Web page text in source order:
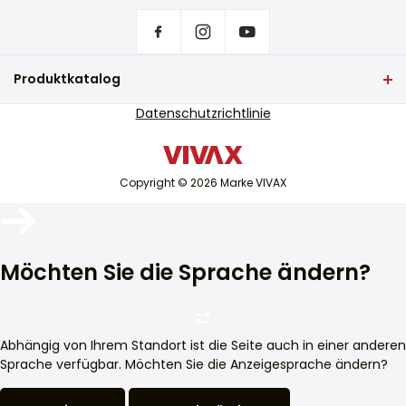
Geschätzte Heizlast (W)
Nennleistung der Heizleistung (W)
3315
Rauschen (Db(A)) - VJ
≤ 70
Geräteabmessungen (mm) - VJ
946 x 410 x 810
Wo kann man VIVAX Produkte kaufen?
Service-Unterstützung
Serviceunterstützung außerhalb der Garantie
Produktkatalog
Copyright © 2026 Marke VIVAX
Datenschutzrichtlinie
Möchten Sie die Sprache ändern?
Abhängig von Ihrem Standort ist die Seite auch in einer anderen
Sprache verfügbar. Möchten Sie die Anzeigesprache ändern?